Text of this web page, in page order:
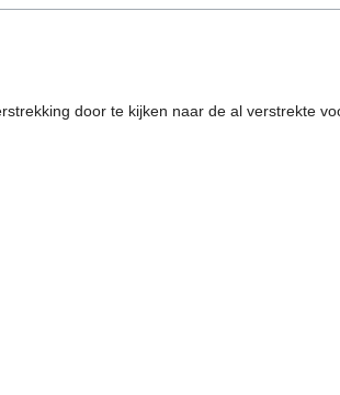
door te kijken naar de al verstrekte